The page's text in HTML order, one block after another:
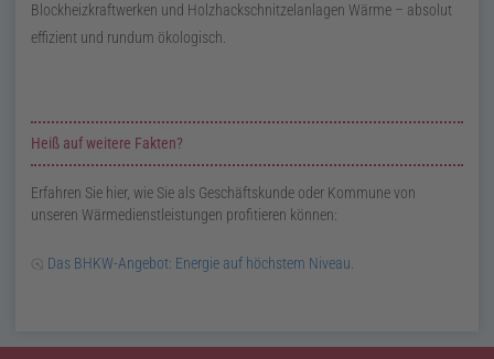
Blockheizkraftwerken und Holzhackschnitzelanlagen Wärme – absolut
effizient und rundum ökologisch.
Zusatzinformationen zur Seite Wärmedienstleistungen
Heiß auf weitere Fakten?
Erfahren Sie hier, wie Sie als Geschäftskunde oder Kommune von
unseren Wärmedienstleistungen profitieren können:
Das BHKW-Angebot: Energie auf höchstem Niveau.